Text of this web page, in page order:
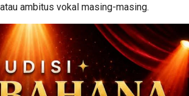
ambitus vokal masing-masing.